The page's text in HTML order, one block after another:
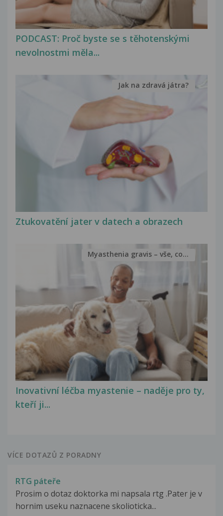
PODCAST: Proč byste se s těhotenskými
nevolnostmi měla...
Ztukovatění jater v datech a obrazech
Jak na zdravá játra?
Inovativní léčba myastenie – naděje pro ty,
kteří ji...
Myasthenia gravis – vše, co...
VÍCE DOTAZŮ Z PORADNY
RTG páteře
Prosim o dotaz doktorka mi napsala rtg .Pater je v
hornim useku naznacene skolioticka...